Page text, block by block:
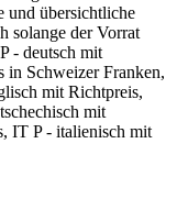
und übersichtliche
solange der Vorrat
- deutsch mit
in Schweizer Franken,
mit Richtpreis,
mit
IT P - italienisch mit